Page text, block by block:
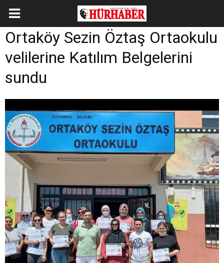
Ortaköy Sezin Öztaş Ortaokulu
velilerine Katılım Belgelerini
sundu